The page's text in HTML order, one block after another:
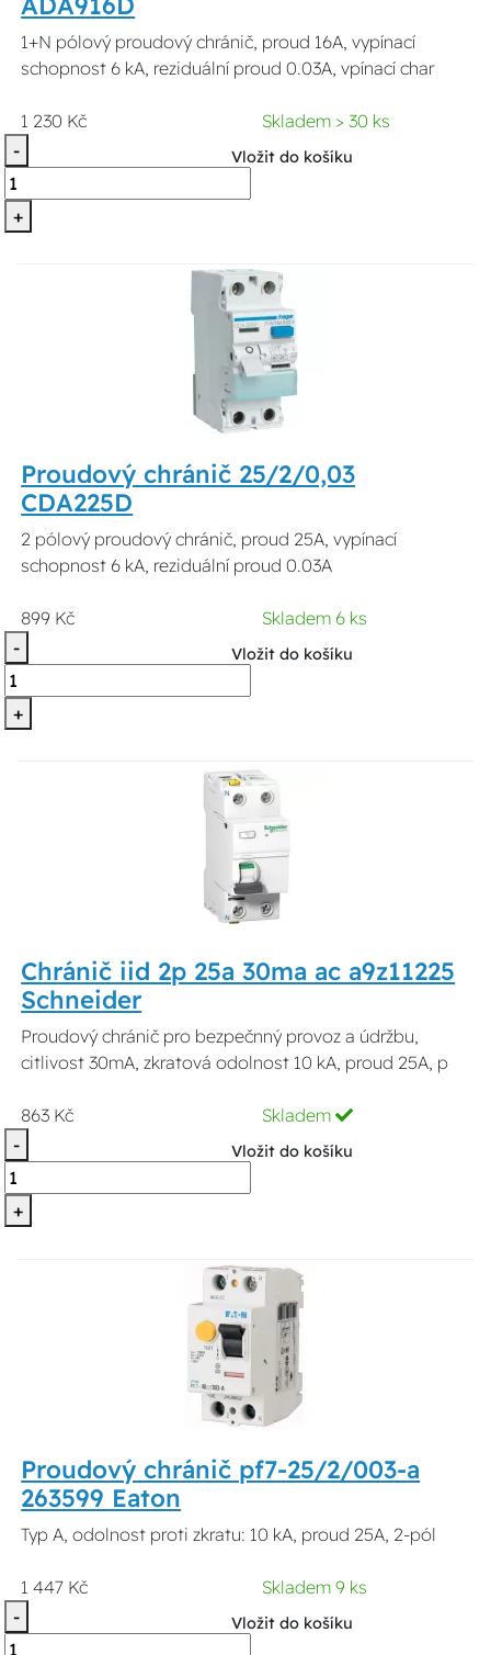
1+N pólový proudový chránič, proud 16A, vypínací
schopnost 6 kA, reziduální proud 0.03A, vpínací char
1 230 Kč
Skladem > 30 ks
-
+
Vložit do košíku
Proudový chránič 25/2/0,03
CDA225D
2 pólový proudový chránič, proud 25A, vypínací
schopnost 6 kA, reziduální proud 0.03A
899 Kč
Skladem 6 ks
-
+
Vložit do košíku
Chránič iid 2p 25a 30ma ac a9z11225
Schneider
Proudový chránič pro bezpečnný provoz a údržbu,
citlivost 30mA, zkratová odolnost 10 kA, proud 25A, p
863 Kč
Skladem
-
+
Vložit do košíku
Proudový chránič pf7-25/2/003-a
263599 Eaton
Typ A, odolnost proti zkratu: 10 kA, proud 25A, 2-pól
1 447 Kč
Skladem 9 ks
-
Vložit do košíku